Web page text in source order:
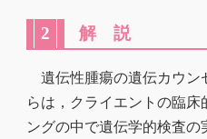
2 解 説
遺伝性腫瘍の遺伝カウン
らは，クライエントの臨
ングの中で遺伝学的検査